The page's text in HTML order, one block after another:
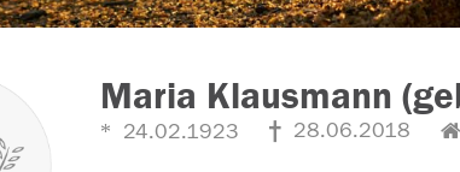
Maria Klausmann
24.02.1923 28.06.2018